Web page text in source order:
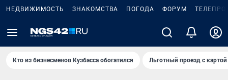
НЕДВИЖИМОСТЬ ЗНАКОМСТВА ПОГОДА ФОРУМ
Кто из бизнесменов Кузбасса обогатился Льготный проезд с